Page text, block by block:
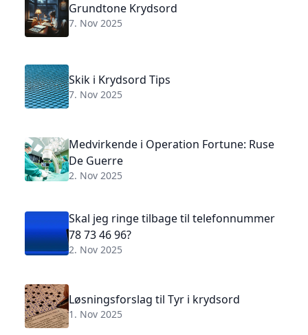
Grundtone Krydsord
7. Nov 2025
Skik i Krydsord Tips
7. Nov 2025
Medvirkende i Operation Fortune: Ruse
De Guerre
2. Nov 2025
Skal jeg ringe tilbage til telefonnummer
78 73 46 96?
2. Nov 2025
Løsningsforslag til Tyr i krydsord
1. Nov 2025